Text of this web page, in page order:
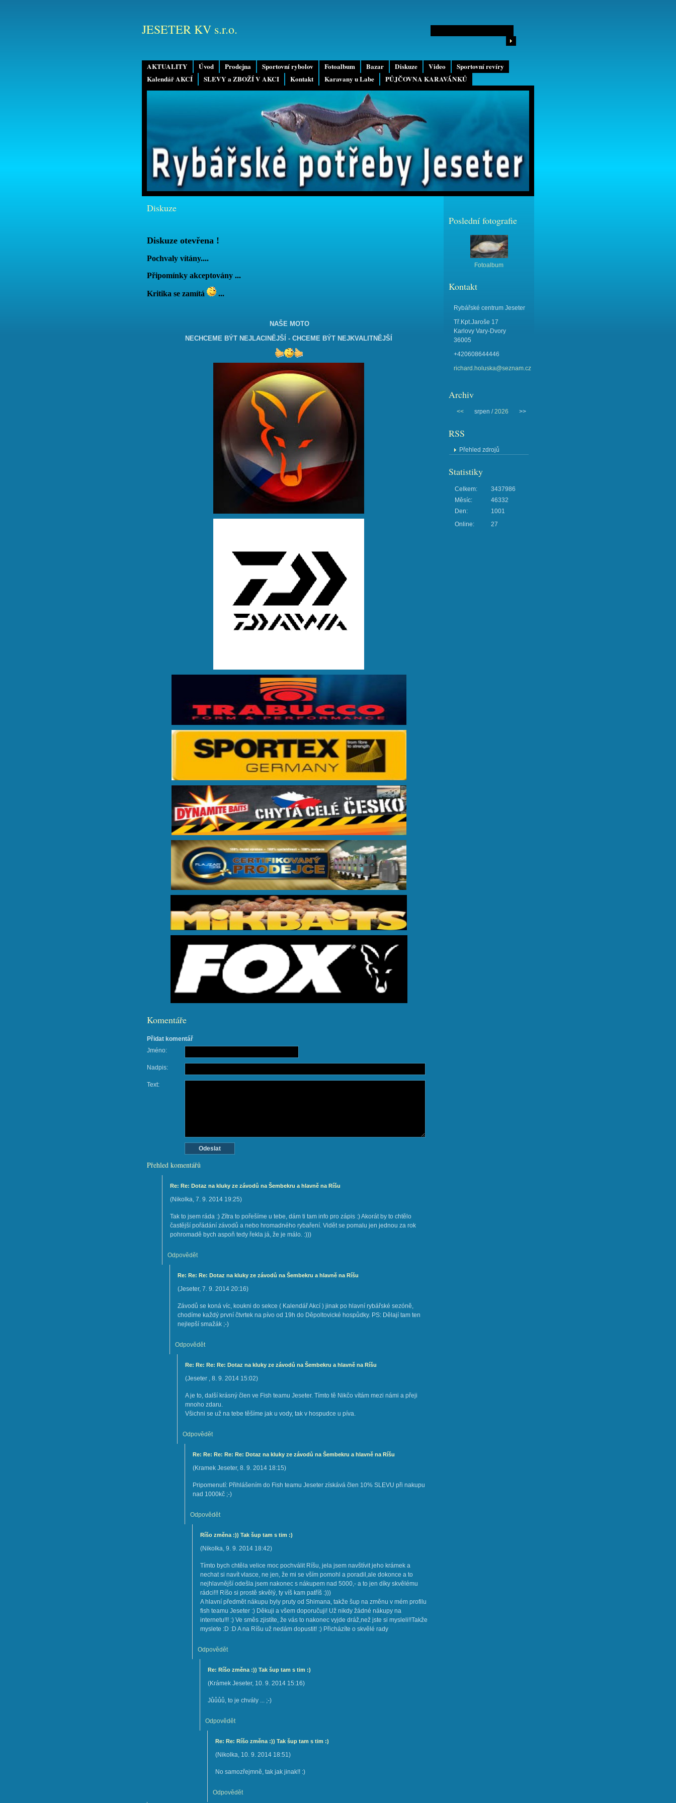
AKTUALITY Úvod Prodejna Sportovní rybolov Fotoalbum Bazar Diskuze Video
Sportovní revíry
Kalendář AKCÍ
SLEVY a ZBOŽÍ V AKCI Kontakt Karavany u Labe PŮJČOVNA KARAVÁNKŮ
JESETER KV s.r.o.
Diskuze
Diskuze otevřena !
Pochvaly vítány....
Připomínky akceptovány ...
Kritika se zamítá ...
NAŠE MOTO
NECHCEME BÝT NEJLACINĚJŠÍ - CHCEME BÝT NEJKVALITNĚJŠÍ
Komentáře
Přidat komentář
Jméno:
Nadpis:
Text:
Přehled komentářů
Re: Re: Dotaz na kluky ze závodů na Šembekru a hlavně na Ríšu
(Nikolka, 7. 9. 2014 19:25)
Tak to jsem ráda :) Zítra to pořešíme u tebe, dám ti tam info pro zápis :) Akorát by to chtělo
častější pořádání závodů a nebo hromadného rybaření. Vidět se pomalu jen jednou za rok
pohromadě bych aspoň tedy řekla já, že je málo. :)))
Odpovědět
Re: Re: Re: Dotaz na kluky ze závodů na Šembekru a hlavně na Ríšu
(Jeseter, 7. 9. 2014 20:16)
Závodů se koná víc, koukni do sekce ( Kalendář Akcí ) jinak po hlavní rybářské sezóně,
chodíme každý první čtvrtek na pívo od 19h do Děpoltovické hospůdky. PS: Dělají tam ten
nejlepší smažák ;-)
Odpovědět
Re: Re: Re: Re: Dotaz na kluky ze závodů na Šembekru a hlavně na Ríšu
(Jeseter , 8. 9. 2014 15:02)
A je to, další krásný člen ve Fish teamu Jeseter. Tímto tě Nikčo vítám mezi námi a přeji
mnoho zdaru.
Všichni se už na tebe těšíme jak u vody, tak v hospudce u píva.
Odpovědět
Re: Re: Re: Re: Re: Dotaz na kluky ze závodů na Šembekru a hlavně na Ríšu
(Kramek Jeseter, 8. 9. 2014 18:15)
Pripomenutí: Přihlášením do Fish teamu Jeseter získává člen 10% SLEVU při nakupu
nad 1000kč ;-)
Odpovědět
Ríšo změna :)) Tak šup tam s tim :)
(Nikolka, 9. 9. 2014 18:42)
Tímto bych chtěla velice moc pochválit Ríšu, jela jsem navštívit jeho krámek a
nechat si navít vlasce, ne jen, že mi se vším pomohl a poradil,ale dokonce a to
nejhlavnější odešla jsem nakonec s nákupem nad 5000,- a to jen díky skvělému
rádci!!! Ríšo si prostě skvělý, ty víš kam patříš :)))
A hlavní předmět nákupu byly pruty od Shimana, takže šup na změnu v mém profilu
fish teamu Jeseter :) Děkuji a všem doporučuji! Už nikdy žádné nákupy na
internetu!!! :) Ve směs zjistíte, že vás to nakonec vyjde dráž,než jste si mysleli!!Takže
myslete :D :D A na Ríšu už nedám dopustit! :) Přicházíte o skvělé rady
Odpovědět
Re: Ríšo změna :)) Tak šup tam s tim :)
(Krámek Jeseter, 10. 9. 2014 15:16)
Jůůůů, to je chvály ... ;-)
Odpovědět
Re: Re: Ríšo změna :)) Tak šup tam s tim :)
(Nikolka, 10. 9. 2014 18:51)
No samozřejmně, tak jak jinak!! :)
Odpovědět
Poslední fotografie
Fotoalbum
Kontakt
Rybářské centrum Jeseter
Tř.Kpt.Jaroše 17
Karlovy Vary-Dvory
36005
+420608644446
richard.holuska@seznam.cz
Archiv
<< srpen /2026 >>
RSS
Přehled zdrojů
Statistiky
Online: 27
Celkem:
3437986
Měsíc:
46332
Den:
1001